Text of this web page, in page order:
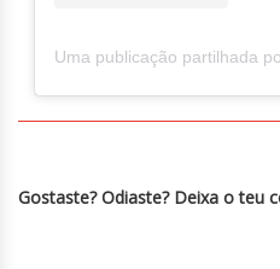
Gostaste? Odiaste? Deixa o teu